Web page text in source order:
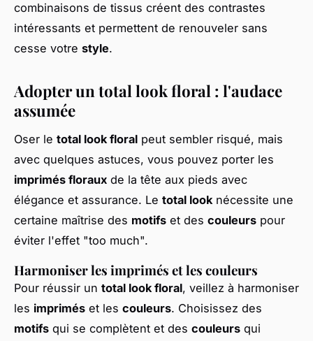
combinaisons de tissus créent des contrastes
intéressants et permettent de renouveler sans
cesse votre style.
Adopter un total look floral : l'audace
assumée
Oser le total look floral peut sembler risqué, mais
avec quelques astuces, vous pouvez porter les
imprimés floraux de la tête aux pieds avec
élégance et assurance. Le total looknécessite une
certaine maîtrise des motifs et des couleurs pour
éviter l'effet "too much".
Harmoniser les imprimés et les couleurs
Pour réussir un total look floral, veillez à harmoniser
les imprimés et les couleurs. Choisissez des
motifs qui se complètent et des couleurs qui